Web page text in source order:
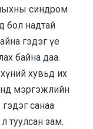
синдром
бол надтай
гэдэг үе
байна даа.
хувьд их
мэргэжлийн
санаа
туулсан зам.